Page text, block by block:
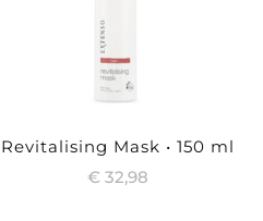
Revitalising Mask • 150 ml
€ 32,98